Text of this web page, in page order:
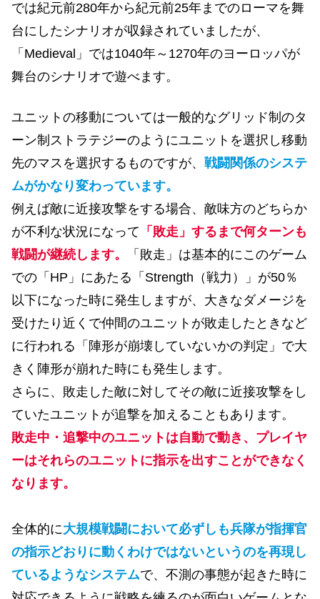
では紀元前280年から紀元前25年までのローマを舞
台にしたシナリオが収録されていましたが、
「Medieval」では1040年～1270年のヨーロッパが
舞台のシナリオで遊べます。
ユニットの移動については一般的なグリッド制のタ
ーン制ストラテジーのようにユニットを選択し移動
先のマスを選択するものですが、 戦闘関係のシステ
ムがかなり変わっています。
例えば敵に近接攻撃をする場合、敵味方のどちらか
が不利な状況になって 「敗走」するまで何ターンも
戦闘が継続します。
「敗走」は基本的にこのゲーム
での「HP」にあたる「Strength（戦力）」が50％
以下になった時に発生しますが、大きなダメージを
受けたり近くで仲間のユニットが敗走したときなど
に行われる「陣形が崩壊していないかの判定」で大
きく陣形が崩れた時にも発生します。
さらに、敗走した敵に対してその敵に近接攻撃をし
ていたユニットが追撃を加えることもあります。
敗走中・追撃中のユニットは自動で動き、プレイヤ
ーはそれらのユニットに指示を出すことができなく
なります。
全体的に大規模戦闘において必ずしも兵隊が指揮官
の指示どおりに動くわけではないというのを再現し
ているようなシステムで、不測の事態が起きた時に